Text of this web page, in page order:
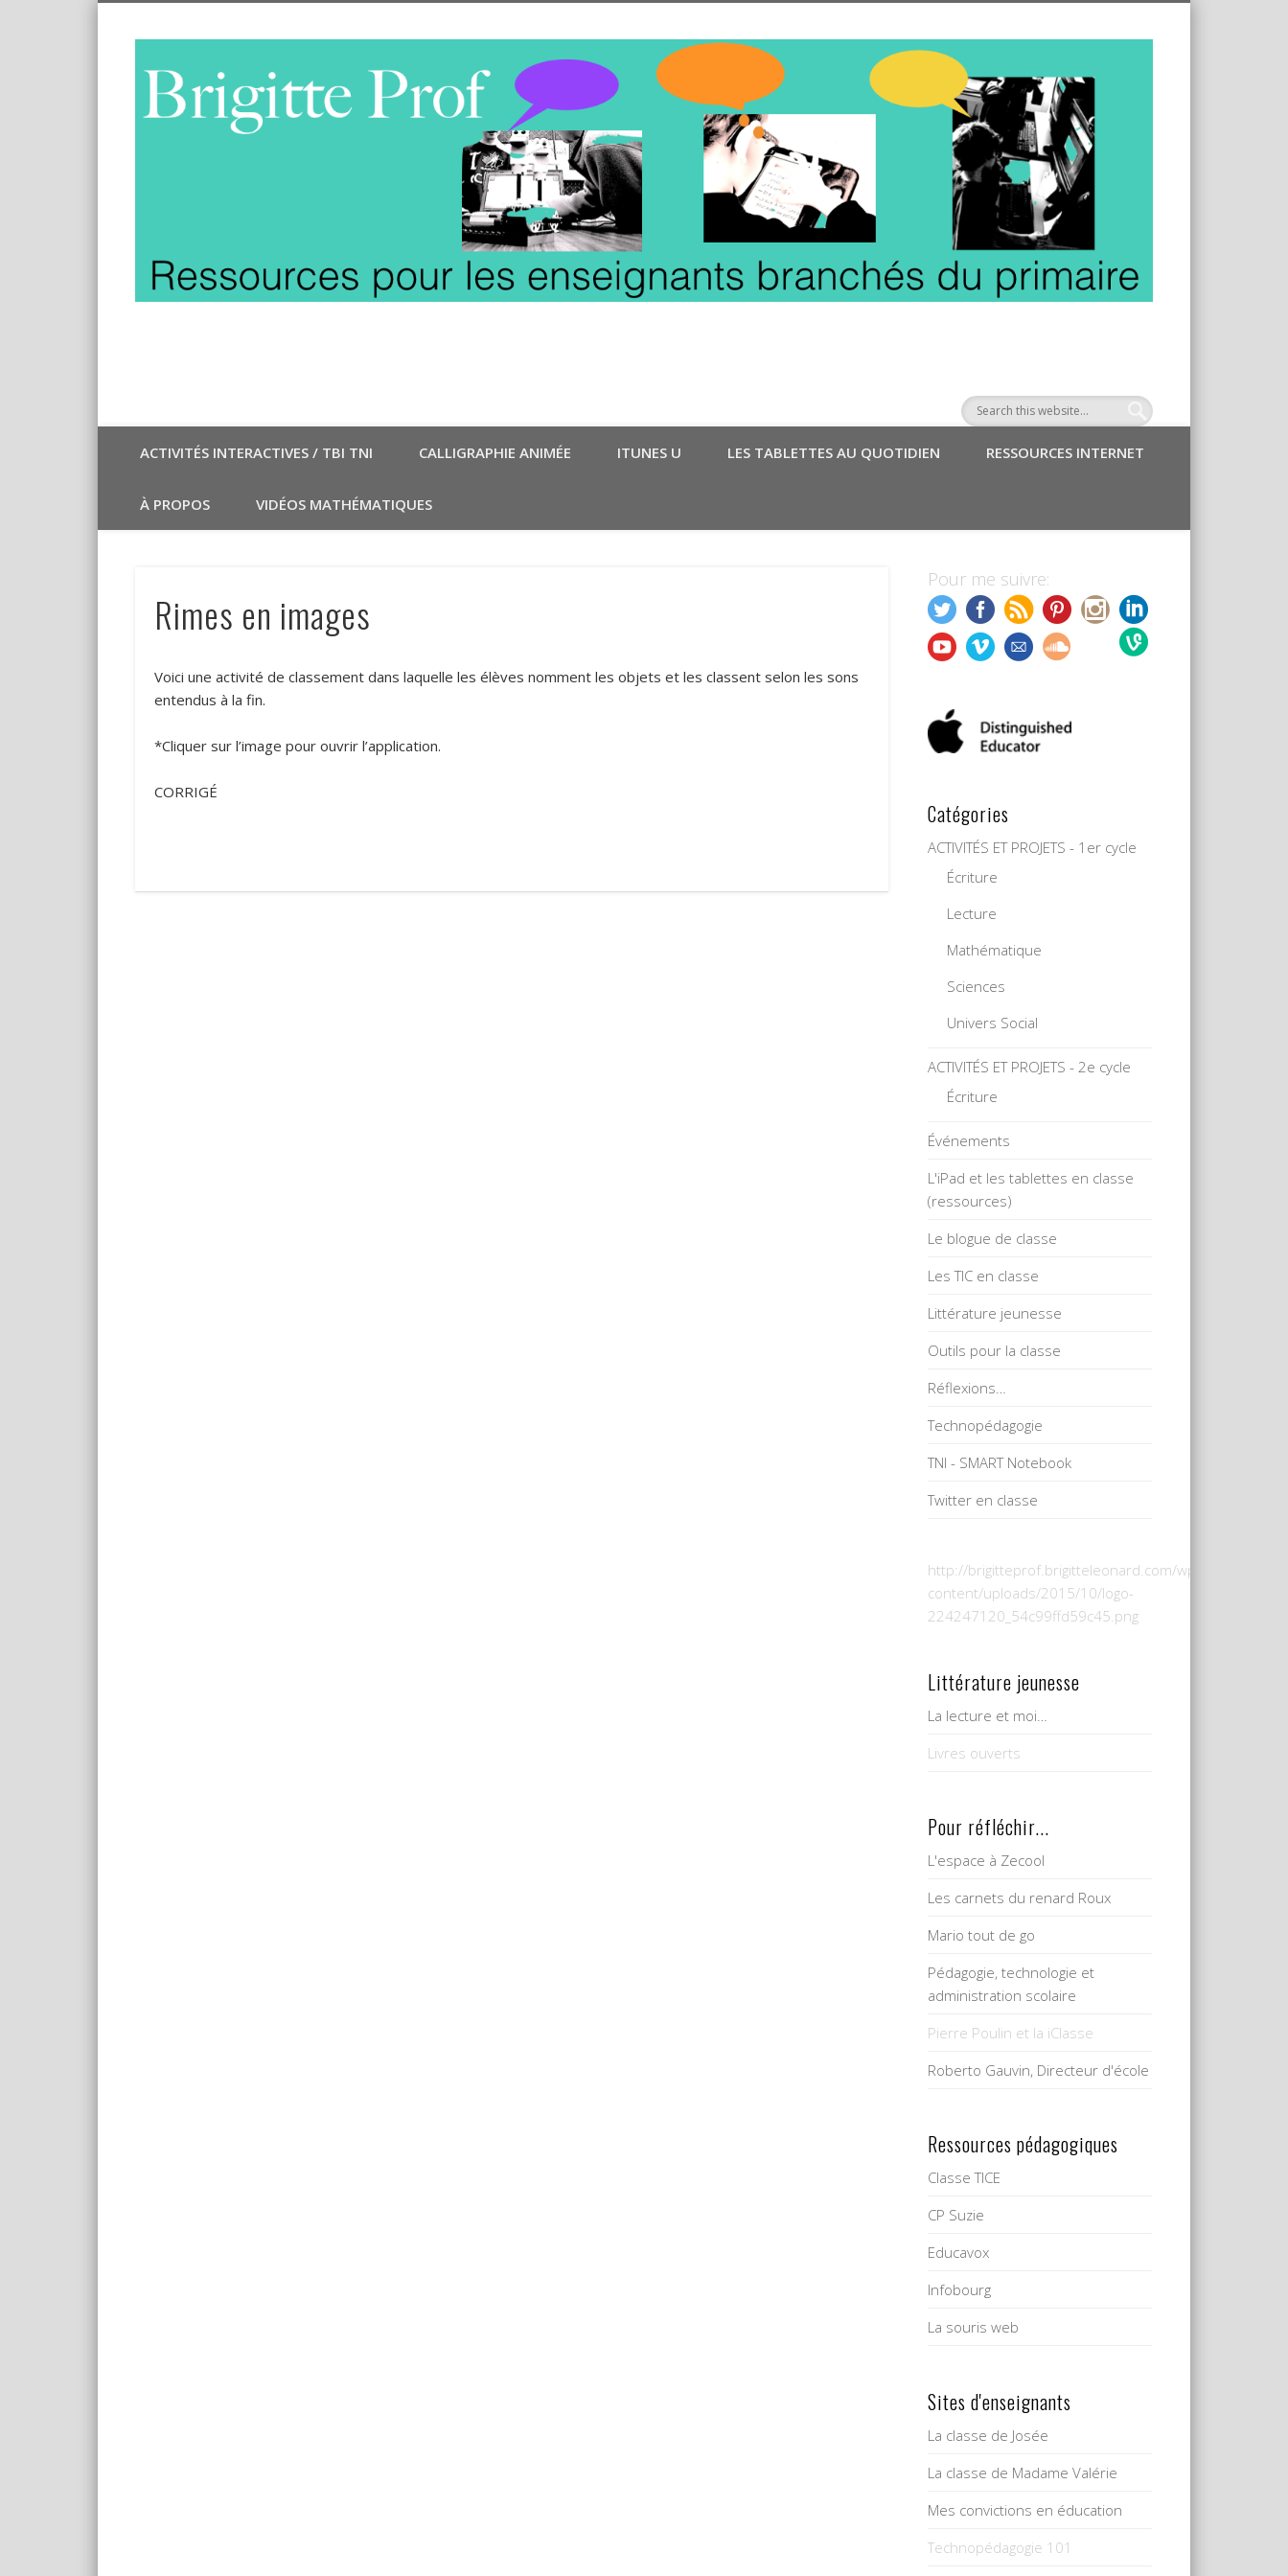
ACTIVITÉS INTERACTIVES / TBI TNI CALLIGRAPHIE ANIMÉE ITUNES U LES TABLETTES AU QUOTIDIEN RESSOURCES INTERNET
À PROPOS VIDÉOS MATHÉMATIQUES
Rimes en images
Voici une activité de classement dans laquelle les élèves nomment les objets et les classent selon les sons
entendus à la fin.
*Cliquer sur l’image pour ouvrir l’application.
CORRIGÉ
Pour me suivre:
Catégories
ACTIVITÉS ET PROJETS - 1er cycle
Écriture
Lecture
Mathématique
Sciences
Univers Social
ACTIVITÉS ET PROJETS - 2e cycle
Écriture
Événements
L'iPad et les tablettes en classe
(ressources)
Le blogue de classe
Les TIC en classe
Littérature jeunesse
Outils pour la classe
Réflexions…
Technopédagogie
TNI - SMART Notebook
Twitter en classe
http://brigitteprof.brigitteleonard.com/wp-
content/uploads/2015/10/logo-
224247120_54c99ffd59c45.png
Littérature jeunesse
La lecture et moi…
Livres ouverts
Pour réfléchir...
L'espace à Zecool
Les carnets du renard Roux
Mario tout de go
Pédagogie, technologie et
administration scolaire
Pierre Poulin et la iClasse
Roberto Gauvin, Directeur d'école
Ressources pédagogiques
Classe TICE
CP Suzie
Educavox
Infobourg
La souris web
Sites d'enseignants
La classe de Josée
La classe de Madame Valérie
Mes convictions en éducation
Technopédagogie 101